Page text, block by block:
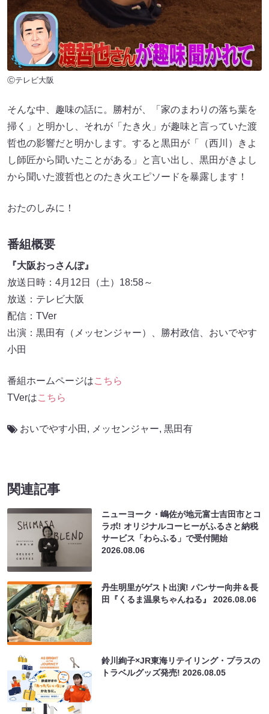
Ⓒテレビ大阪
そんな中、趣味の話に。勝村が、「家のまわりの落ち葉を
掃く」と明かし、それが「たき火」が趣味と言っていた渡
哲也の影響だと明かします。すると黒田が「（西川）きよ
し師匠から聞いたことがある」と言い出し、黒田がきよし
から聞いた渡哲也とのたき火エピソードを暴露します！
おたのしみに！
番組概要
『大阪おっさんぽ』
放送日時：4月12日（土）18:58～
放送：テレビ大阪
配信：TVer
出演：黒田有（メッセンジャー）、勝村政信、おいでやす
小田
番組ホームページはこちら
TVerはこちら
おいでやす小田 , メッセンジャー, 黒田有
関連記事
ニューヨーク・嶋佐が地元富士吉田市とコ
ラボ! オリジナルコーヒーがふるさと納税
サービス「わらふる」で受付開始
2026.08.06
丹生明里がゲスト出演! パンサー向井＆長
田『くるま温泉ちゃんねる』2026.08.06
鈴川絢子×JR東海リテイリング・プラスの
トラベルグッズ発売!2026.08.05